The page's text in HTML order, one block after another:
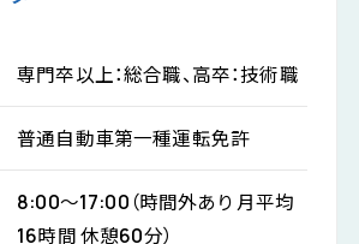
専門卒以上：総合職、高卒：技術職
普通自動車第一種運転免許
8:00～17:00（時間外あり 月平均
16時間 休憩60分）